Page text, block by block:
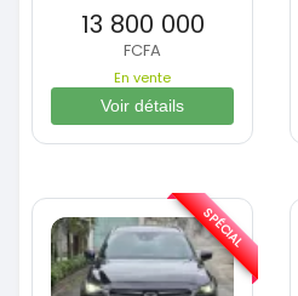
13 800 000
FCFA
En vente
Voir détails
SPÉCIAL